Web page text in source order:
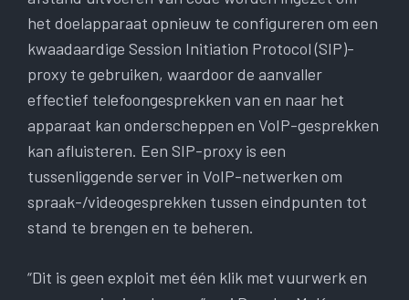
het doelapparaat opnieuw te configureren om een ​​
kwaadaardige Session Initiation Protocol (SIP)-
proxy te gebruiken, waardoor de aanvaller
effectief telefoongesprekken van en naar het
apparaat kan onderscheppen en VoIP-gesprekken
kan afluisteren. Een SIP-proxy is een
tussenliggende server in VoIP-netwerken om
spraak-/videogesprekken tussen eindpunten tot
stand te brengen en te beheren.
“Dit is geen exploit met één klik met vuurwerk en